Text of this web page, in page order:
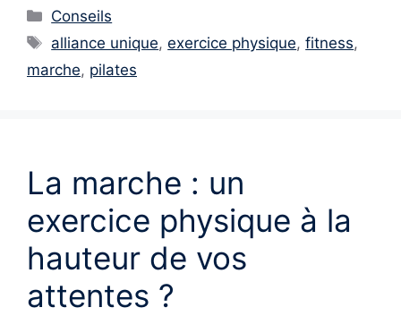
Catégories
Conseils
Étiquettes
alliance unique,exercice physique,fitness,
marche, pilates
La marche : un
exercice physique à la
hauteur de vos
attentes ?